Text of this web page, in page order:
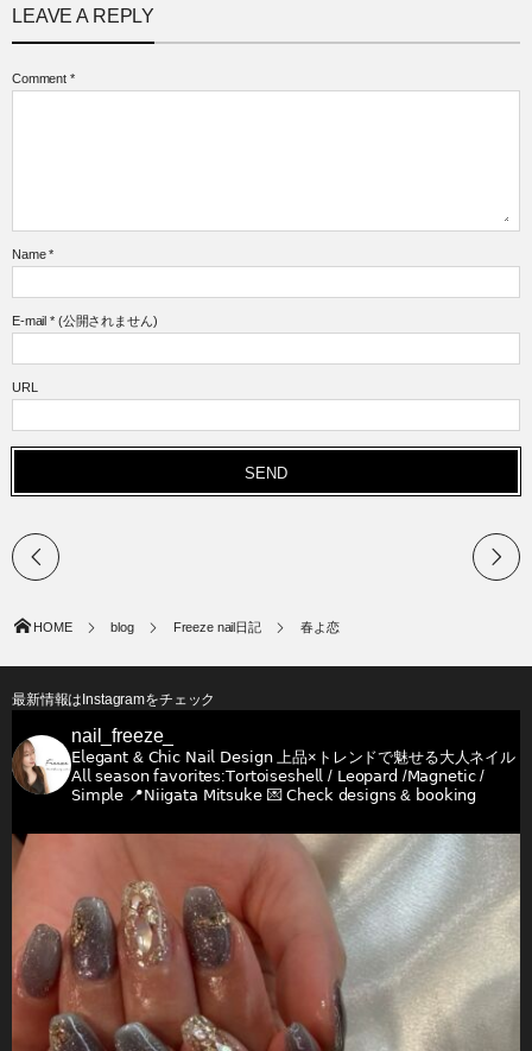
LEAVE A REPLY
Comment *
Name *
E-mail *(公開されません)
URL
HOME blog Freeze nail日記 春よ恋
最新情報はInstagramをチェック
nail_freeze_
𝖤𝗅𝖾𝗀𝖺𝗇𝗍 & 𝖢𝗁𝗂𝖼 𝖭𝖺𝗂𝗅 𝖣𝖾𝗌𝗂𝗀𝗇上品×トレンドで魅せる大人ネイル
𝖠𝗅𝗅 𝗌𝖾𝖺𝗌𝗈𝗇 𝖿𝖺𝗏𝗈𝗋𝗂𝗍𝖾𝗌:𝖳𝗈𝗋𝗍𝗈𝗂𝗌𝖾𝗌𝗁𝖾𝗅𝗅 / 𝖫𝖾𝗈𝗉𝖺𝗋𝖽 /𝖬𝖺𝗀𝗇𝖾𝗍𝗂𝖼 /
𝖲𝗂𝗆𝗉𝗅𝖾 📍𝖭𝗂𝗂𝗀𝖺𝗍𝖺 𝖬𝗂𝗍𝗌𝗎𝗄𝖾💌 𝖢𝗁𝖾𝖼𝗄 𝖽𝖾𝗌𝗂𝗀𝗇𝗌 & 𝖻𝗈𝗈𝗄𝗂𝗇𝗀